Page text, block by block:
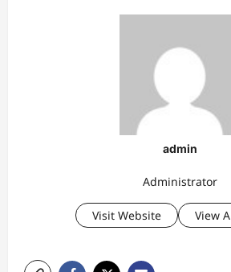
admin
Administrator
Visit Website View